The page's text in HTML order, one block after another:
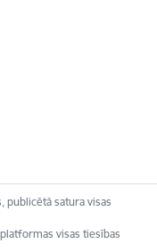
publicētā satura visas
visas tiesības